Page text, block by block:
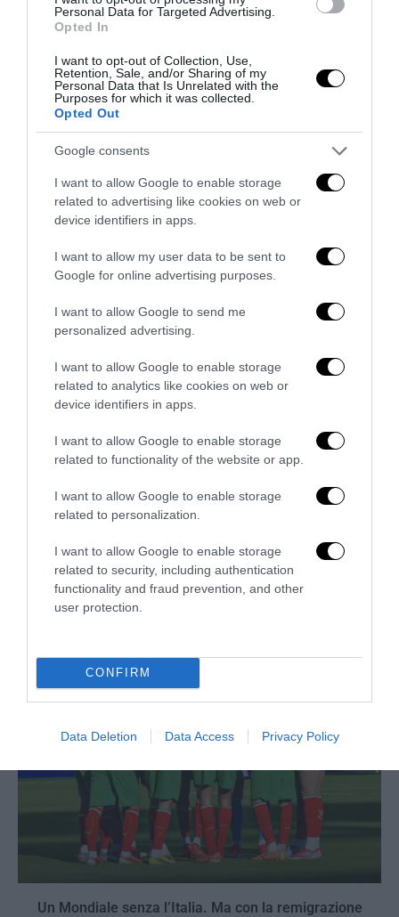
Personal Data for Targeted Advertising.
Opted In
I want to opt-out of Collection, Use,
Retention, Sale, and/or Sharing of my
Personal Data that Is Unrelated with the
Purposes for which it was collected.
Opted Out
Google consents
I want to allow Google to enable storage
related to advertising like cookies on web or
device identifiers in apps.
I want to allow my user data to be sent to
Google for online advertising purposes.
I want to allow Google to send me
personalized advertising.
I want to allow Google to enable storage
related to analytics like cookies on web or
device identifiers in apps.
I want to allow Google to enable storage
related to functionality of the website or app.
I want to allow Google to enable storage
related to personalization.
I want to allow Google to enable storage
related to security, including authentication
functionality and fraud prevention, and other
user protection.
CONFIRM
Data Deletion Data Access Privacy Policy
Senso del sacro, fiuto del gol: Mikel Merino e una
Spagna tornata alle origini
Trump e Infantino: oltre l’ultimo Mondiale dell’umanità
Un Mondiale senza l’Italia. Ma con la remigrazione